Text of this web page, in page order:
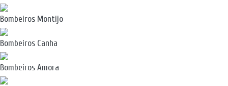
Bombeiros Montijo
Bombeiros Canha
Bombeiros Amora